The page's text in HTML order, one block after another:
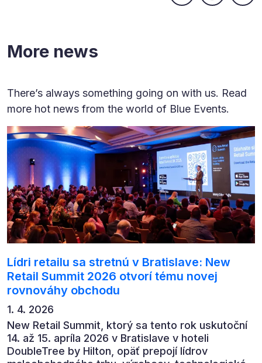
More news
There’s always something going on with us. Read
more hot news from the world of Blue Events.
Lídri retailu sa stretnú v Bratislave: New
Retail Summit 2026 otvorí tému novej
rovnováhy obchodu
1. 4. 2026
New Retail Summit, ktorý sa tento rok uskutoční
14. až 15. apríla 2026 v Bratislave v hoteli
DoubleTree by Hilton, opäť prepojí lídrov